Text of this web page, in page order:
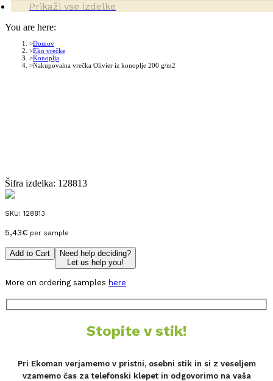
Prikaži vse izdelke
You are here:
Domov
Eko vrečke
Konoplja
Nakupovalna vrečka Olivier iz konoplje 200 g/m2
Šifra izdelka: 128813
SKU: 128813
5,43€ per sample
Add to Cart
Need help deciding?
Let us help you!
More on ordering samples here
Stopite v stik!
Pri Ekoman verjamemo v pristni, osebni stik in si z veseljem
vzamemo čas za telefonski klepet in odgovorimo na vaša